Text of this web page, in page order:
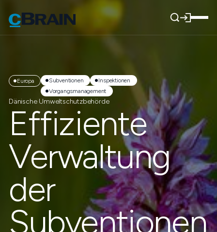
Subventionen
Inspektionen
Vorgangsmanagement
Europa
Dänische Umweltschutzbehörde
Effiziente
Verwaltung
der
Subventionen